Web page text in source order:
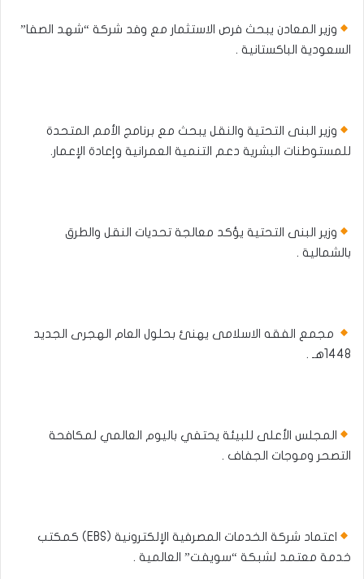
وزير المعادن يبحث فرص الاستثمار مع وفد شركة “شهد الصفا”
السعودية الباكستانية .
وزير البنى التحتية والنقل يبحث مع برنامج الأمم المتحدة
للمستوطنات البشرية دعم التنمية العمرانية وإعادة الإعمار.
وزير البنى التحتية يؤكد معالجة تحديات النقل والطرق
بالشمالية .
مجمع الفقه الاسلامى يهنئ بحلول العام الهجرى الجديد
1448هـ .
المجلس الأعلى للبيئة يحتفي باليوم العالمي لمكافحة
التصحر وموجات الجفاف .
اعتماد شركة الخدمات المصرفية الإلكترونية (EBS) كمكتب
خدمة معتمد لشبكة “سويفت” العالمية .